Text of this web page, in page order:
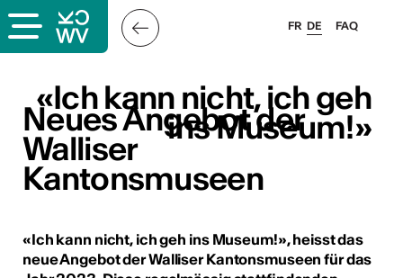
FAQ
FR DE
«Ich kann nicht, ich geh
ins Museum!»
Neues Angebot der
Walliser
Kantonsmuseen
«Ich kann nicht, ich geh
ins Museum!»
Neues Angebot der
Walliser
Kantonsmuseen
«Ich kann nicht, ich geh ins Museum!», heisst das
neue Angebot der Walliser Kantonsmuseen für das